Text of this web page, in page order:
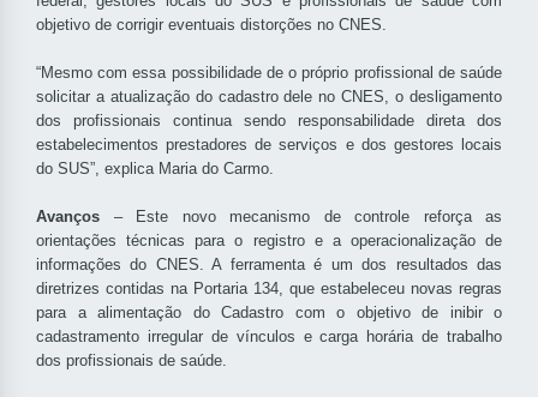
objetivo de corrigir eventuais distorções no CNES.
“Mesmo com essa possibilidade de o próprio profissional de saúde
solicitar a atualização do cadastro dele no CNES, o desligamento
dos profissionais continua sendo responsabilidade direta dos
estabelecimentos prestadores de serviços e dos gestores locais
do SUS”, explica Maria do Carmo.
Avanços – Este novo mecanismo de controle reforça as
orientações técnicas para o registro e a operacionalização de
informações do CNES. A ferramenta é um dos resultados das
diretrizes contidas na Portaria 134, que estabeleceu novas regras
para a alimentação do Cadastro com o objetivo de inibir o
cadastramento irregular de vínculos e carga horária de trabalho
dos profissionais de saúde.